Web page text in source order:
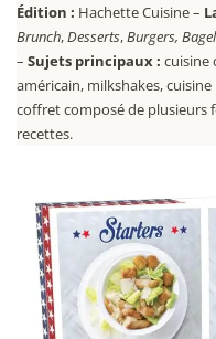
Édition : Hachette Cuisine –
Brunch,Desserts,Burgers,
– Sujets principaux : cuisine
américain, milkshakes,
coffret composé de plusieurs
recettes.